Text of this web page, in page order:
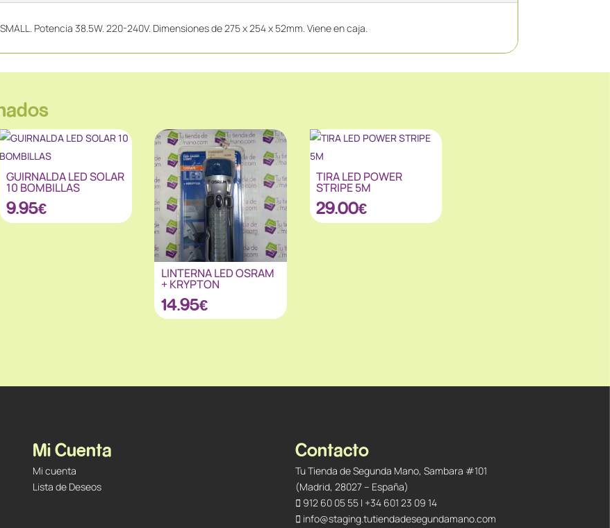
Potencia 38.5W. 220-240V. Dimensiones de 275 x 254 x 52mm. Viene en caja.
GUIRNALDA LED SOLAR
10 BOMBILLAS
9.95€
LINTERNA LED OSRAM
+ KRYPTON
14.95€
TIRA LED POWER
STRIPE 5M
29.00€
Mi Cuenta
Mi cuenta
Lista de Deseos
Contacto
Tu Tienda de Segunda Mano, Sambara #101
(Madrid, 28027 – España)
912 60 05 55| +34 601 23 09 14
info@staging.tutiendadesegundamano.com